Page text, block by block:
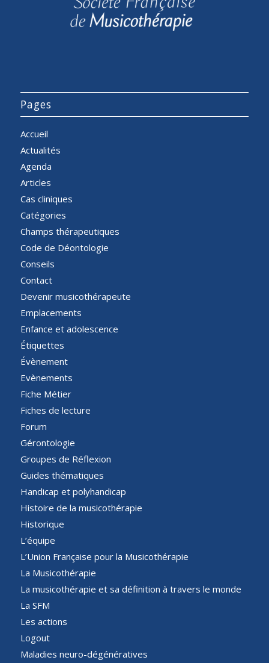
Pages
Accueil
Actualités
Agenda
Articles
Cas cliniques
Catégories
Champs thérapeutiques
Code de Déontologie
Conseils
Contact
Devenir musicothérapeute
Emplacements
Enfance et adolescence
Étiquettes
Évènement
Evènements
Fiche Métier
Fiches de lecture
Forum
Gérontologie
Groupes de Réflexion
Guides thématiques
Handicap et polyhandicap
Histoire de la musicothérapie
Historique
L’équipe
L’Union Française pour la Musicothérapie
La Musicothérapie
La musicothérapie et sa définition à travers le monde
La SFM
Les actions
Logout
Maladies neuro-dégénératives